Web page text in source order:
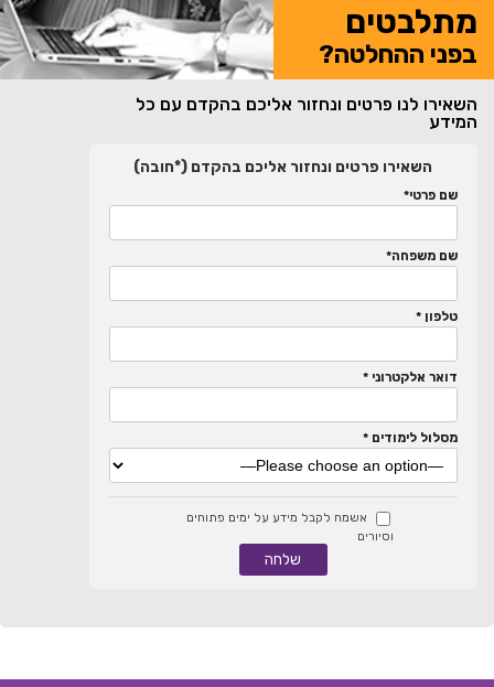
מתלבטים
בפני ההחלטה?
השאירו לנו פרטים ונחזור אליכם בהקדם עם כל
המידע
השאירו פרטים ונחזור אליכם בהקדם (*חובה)
שם פרטי*
שם משפחה*
טלפון *
דואר אלקטרוני *
מסלול לימודים *
אשמח לקבל מידע על ימים פתוחים
וסיורים